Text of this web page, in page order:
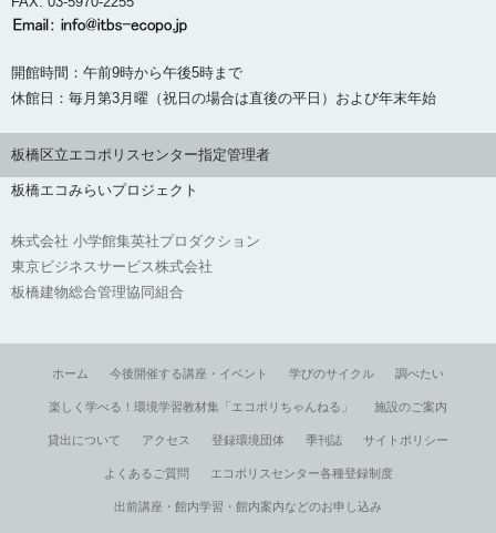
開館時間：午前9時から午後5時まで
休館日：毎月第3月曜（祝日の場合は直後の平日）および年末年始
板橋区立エコポリスセンター指定管理者
板橋エコみらいプロジェクト
株式会社 小学館集英社プロダクション
東京ビジネスサービス株式会社
板橋建物総合管理協同組合
ホーム 今後開催する講座・イベント 学びのサイクル 調べたい
楽しく学べる！環境学習教材集「エコポリちゃんねる」 施設のご案内
貸出について アクセス 登録環境団体 季刊誌 サイトポリシー
よくあるご質問 エコポリスセンター各種登録制度
出前講座・館内学習・館内案内などのお申し込み